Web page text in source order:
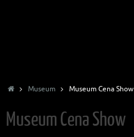
InicioMuseum Museum Cena Show
Museum Cena Show